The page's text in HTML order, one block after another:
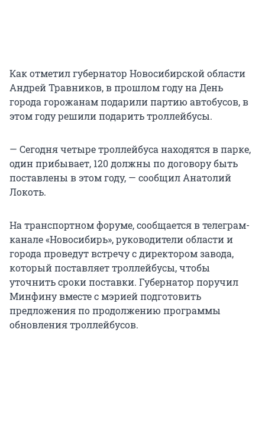
Как отметил губернатор Новосибирской области
Андрей Травников, в прошлом году на День
города горожанам подарили партию автобусов, в
этом году решили подарить троллейбусы.
— Сегодня четыре троллейбуса находятся в парке,
один прибывает, 120 должны по договору быть
поставлены в этом году, — сообщил Анатолий
Локоть.
На транспортном форуме, сообщается в телеграм-
канале «Новосибирь», руководители области и
города проведут встречу с директором завода,
который поставляет троллейбусы, чтобы
уточнить сроки поставки. Губернатор поручил
Минфину вместе с мэрией подготовить
предложения по продолжению программы
обновления троллейбусов.